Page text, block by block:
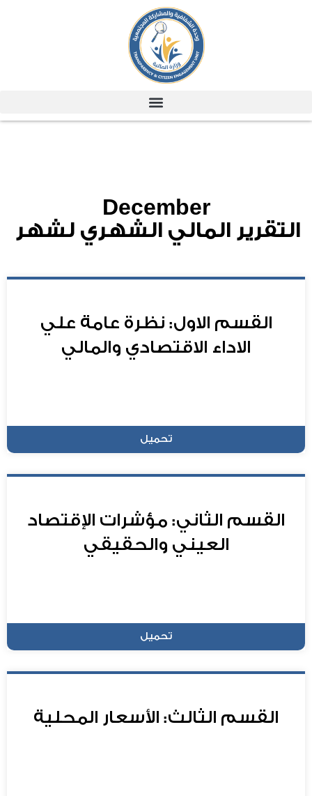
December
التقرير المالي الشهري لشهر
القسم الاول: نظرة عامة علي
الاداء الاقتصادي والمالي
تحميل
القسم الثاني: مؤشرات الإقتصاد
العيني والحقيقي
تحميل
القسم الثالث: الأسعار المحلية